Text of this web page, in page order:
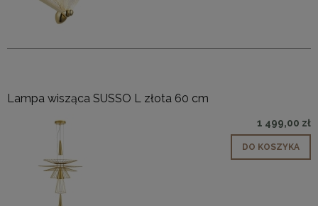
Lampa wisząca SUSSO L złota 60 cm
1 499,00 zł
DO KOSZYKA